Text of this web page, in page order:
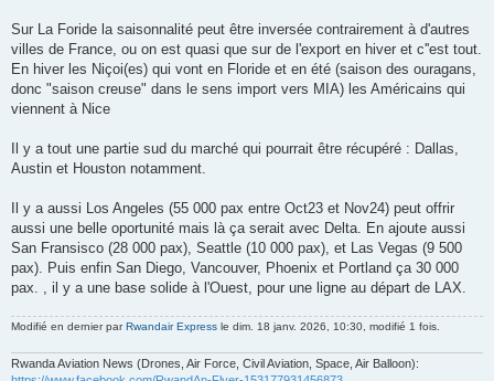
Sur La Foride la saisonnalité peut être inversée contrairement à d'autres
villes de France, ou on est quasi que sur de l'export en hiver et c''est tout.
En hiver les Niçoi(es) qui vont en Floride et en été (saison des ouragans,
donc "saison creuse" dans le sens import vers MIA) les Américains qui
viennent à Nice
Il y a tout une partie sud du marché qui pourrait être récupéré : Dallas,
Austin et Houston notamment.
Il y a aussi Los Angeles (55 000 pax entre Oct23 et Nov24) peut offrir
aussi une belle oportunité mais là ça serait avec Delta. En ajoute aussi
San Fransisco (28 000 pax), Seattle (10 000 pax), et Las Vegas (9 500
pax). Puis enfin San Diego, Vancouver, Phoenix et Portland ça 30 000
pax. , il y a une base solide à l'Ouest, pour une ligne au départ de LAX.
Modifié en dernier par Rwandair Express le dim. 18 janv. 2026, 10:30, modifié 1 fois.
Rwanda Aviation News (Drones, Air Force, Civil Aviation, Space, Air Balloon):